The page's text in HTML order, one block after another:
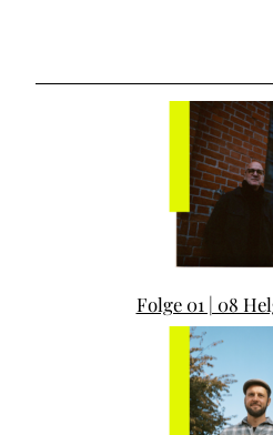
Folge 01 | 08